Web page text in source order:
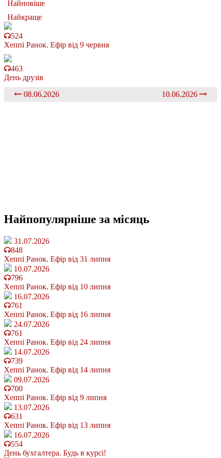
Найновіше
Найкраще
524
Хеппі Ранок. Ефір від 9 червня
463
День друзів
08.06.2026
10.06.2026
Найпопулярніше за місяць
31.07.2026
848
Хеппі Ранок. Ефір від 31 липня
10.07.2026
796
Хеппі Ранок. Ефір від 10 липня
16.07.2026
761
Хеппі Ранок. Ефір від 16 липня
24.07.2026
761
Хеппі Ранок. Ефір від 24 липня
14.07.2026
739
Хеппі Ранок. Ефір від 14 липня
09.07.2026
700
Хеппі Ранок. Ефір від 9 липня
13.07.2026
631
Хеппі Ранок. Ефір від 13 липня
16.07.2026
554
День бухгалтера. Будь в курсі!